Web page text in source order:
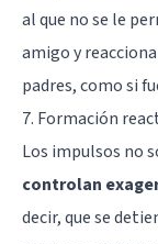
al que no se le
amigo y
padres, como si
7. Formación
Los impulsos no
controlan
decir, que se